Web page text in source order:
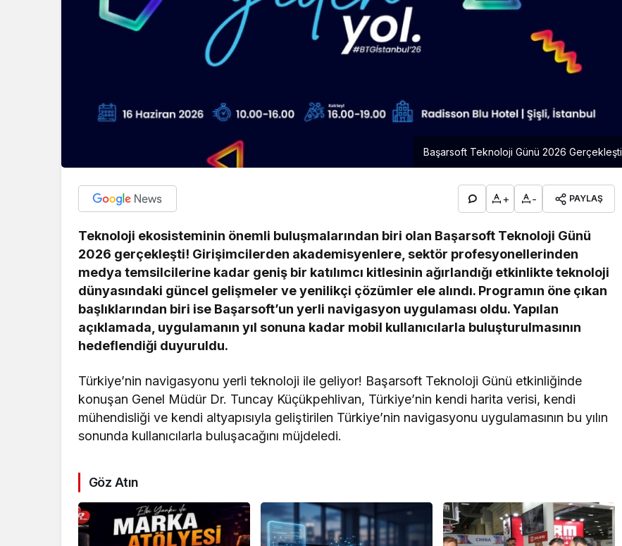
Başarsoft Teknoloji Günü 2026 Gerçekleşti
+ - PAYLAŞ
Teknoloji ekosisteminin önemli buluşmalarından biri olan Başarsoft Teknoloji Günü
2026 gerçekleşti! Girişimcilerden akademisyenlere, sektör profesyonellerinden
medya temsilcilerine kadar geniş bir katılımcı kitlesinin ağırlandığı etkinlikte teknoloji
dünyasındaki güncel gelişmeler ve yenilikçi çözümler ele alındı. Programın öne çıkan
başlıklarından biri ise Başarsoft’un yerli navigasyon uygulaması oldu. Yapılan
açıklamada, uygulamanın yıl sonuna kadar mobil kullanıcılarla buluşturulmasının
hedeflendiği duyuruldu.
Türkiye’nin navigasyonu yerli teknoloji ile geliyor! Başarsoft Teknoloji Günü etkinliğinde
konuşan Genel Müdür Dr. Tuncay Küçükpehlivan, Türkiye’nin kendi harita verisi, kendi
mühendisliği ve kendi altyapısıyla geliştirilen Türkiye’nin navigasyonu uygulamasının bu yılın
sonunda kullanıcılarla buluşacağını müjdeledi.
Göz Atın